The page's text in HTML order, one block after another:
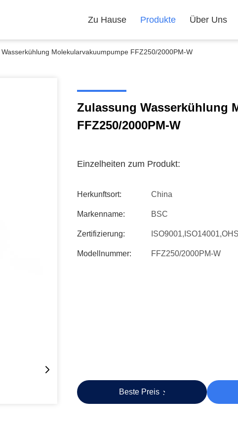
Zu Hause Produkte Über Uns
Molekularvakuumpumpe FFZ250/2000PM-W
Zulassung Wasserkühlung
FFZ250/2000PM-W
Einzelheiten zum Produkt:
Herkunftsort: China
Markenname: BSC
Zertifizierung:
Modellnummer: FFZ250/2000PM-W
Beste Preis